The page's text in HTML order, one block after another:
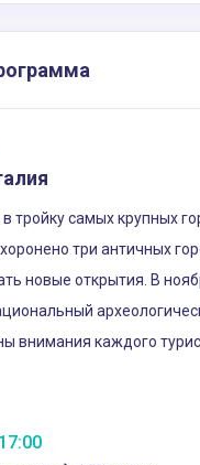
тройку самых крупных
три античных
новые открытия. В
внимания каждого